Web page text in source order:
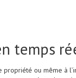
temps
ou même à